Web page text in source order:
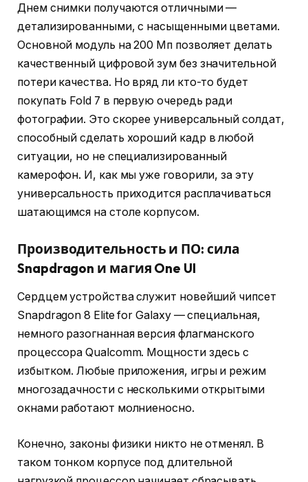
Днем снимки получаются отличными —
детализированными, с насыщенными цветами.
Основной модуль на 200 Мп позволяет делать
качественный цифровой зум без значительной
потери качества. Но вряд ли кто-то будет
покупать Fold 7 в первую очередь ради
фотографии. Это скорее универсальный солдат,
способный сделать хороший кадр в любой
ситуации, но не специализированный
камерофон. И, как мы уже говорили, за эту
универсальность приходится расплачиваться
шатающимся на столе корпусом.
Производительность и ПО: сила
Snapdragon и магия One UI
Сердцем устройства служит новейший чипсет
Snapdragon 8 Elite for Galaxy — специальная,
немного разогнанная версия флагманского
процессора Qualcomm. Мощности здесь с
избытком. Любые приложения, игры и режим
многозадачности с несколькими открытыми
окнами работают молниеносно.
Конечно, законы физики никто не отменял. В
таком тонком корпусе под длительной